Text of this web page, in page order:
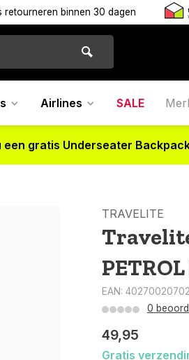
retourneren binnen 30 dagen
Airlines SALE
gratis Underseater
TRAVELITE
EAN:
0
49,95
Gratis